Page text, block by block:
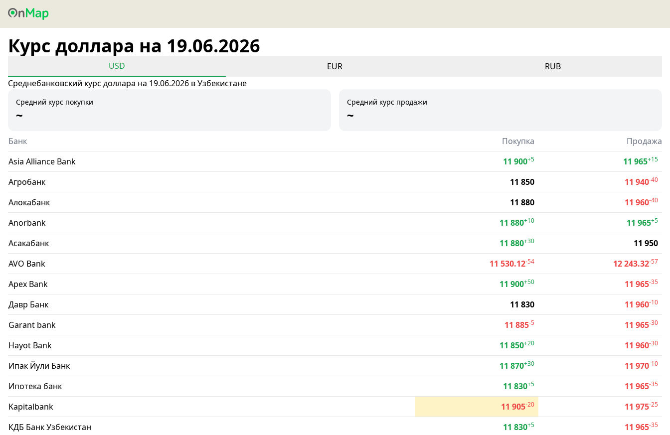
Курс доллара на 19.06.2026
USD EUR
RUB
Среднебанковский курс доллара на 19.06.2026 в Узбекистане
Средний курс покупки
~
Средний курс продажи
~
Банк Покупка
Продажа
Asia Alliance Bank
11 900+5 11 965+15
Агробанк 11 850 11 940-40
Алокабанк 11 880 11 960-40
Anorbank 11 880+10 11 965+5
Асакабанк 11 880+30
11 950
AVO Bank
11 530.12-54 12 243.32-57
Apex Bank 11 900+50 11 965-35
Давр Банк 11 830 11 960-10
Garant bank 11 885-5 11 965-30
Hayot Bank 11 850+20 11 960-30
Ипак Йули Банк 11 870+30 11 970-10
Ипотека банк 11 830+5 11 965-35
Kapitalbank 11 905-20 11 975-25
КДБ Банк Узбекистан 11 830+5 11 965-35